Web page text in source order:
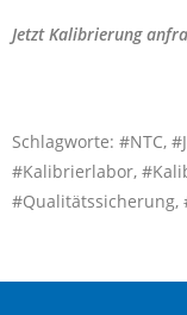
Jetzt Kalibrierung
Schlagworte: #NTC,
#Kalibrierlabor,
#Qualitätssicherung,